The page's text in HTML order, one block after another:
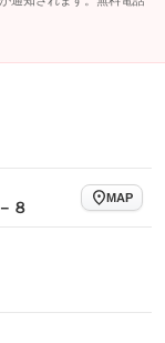
８
MAP